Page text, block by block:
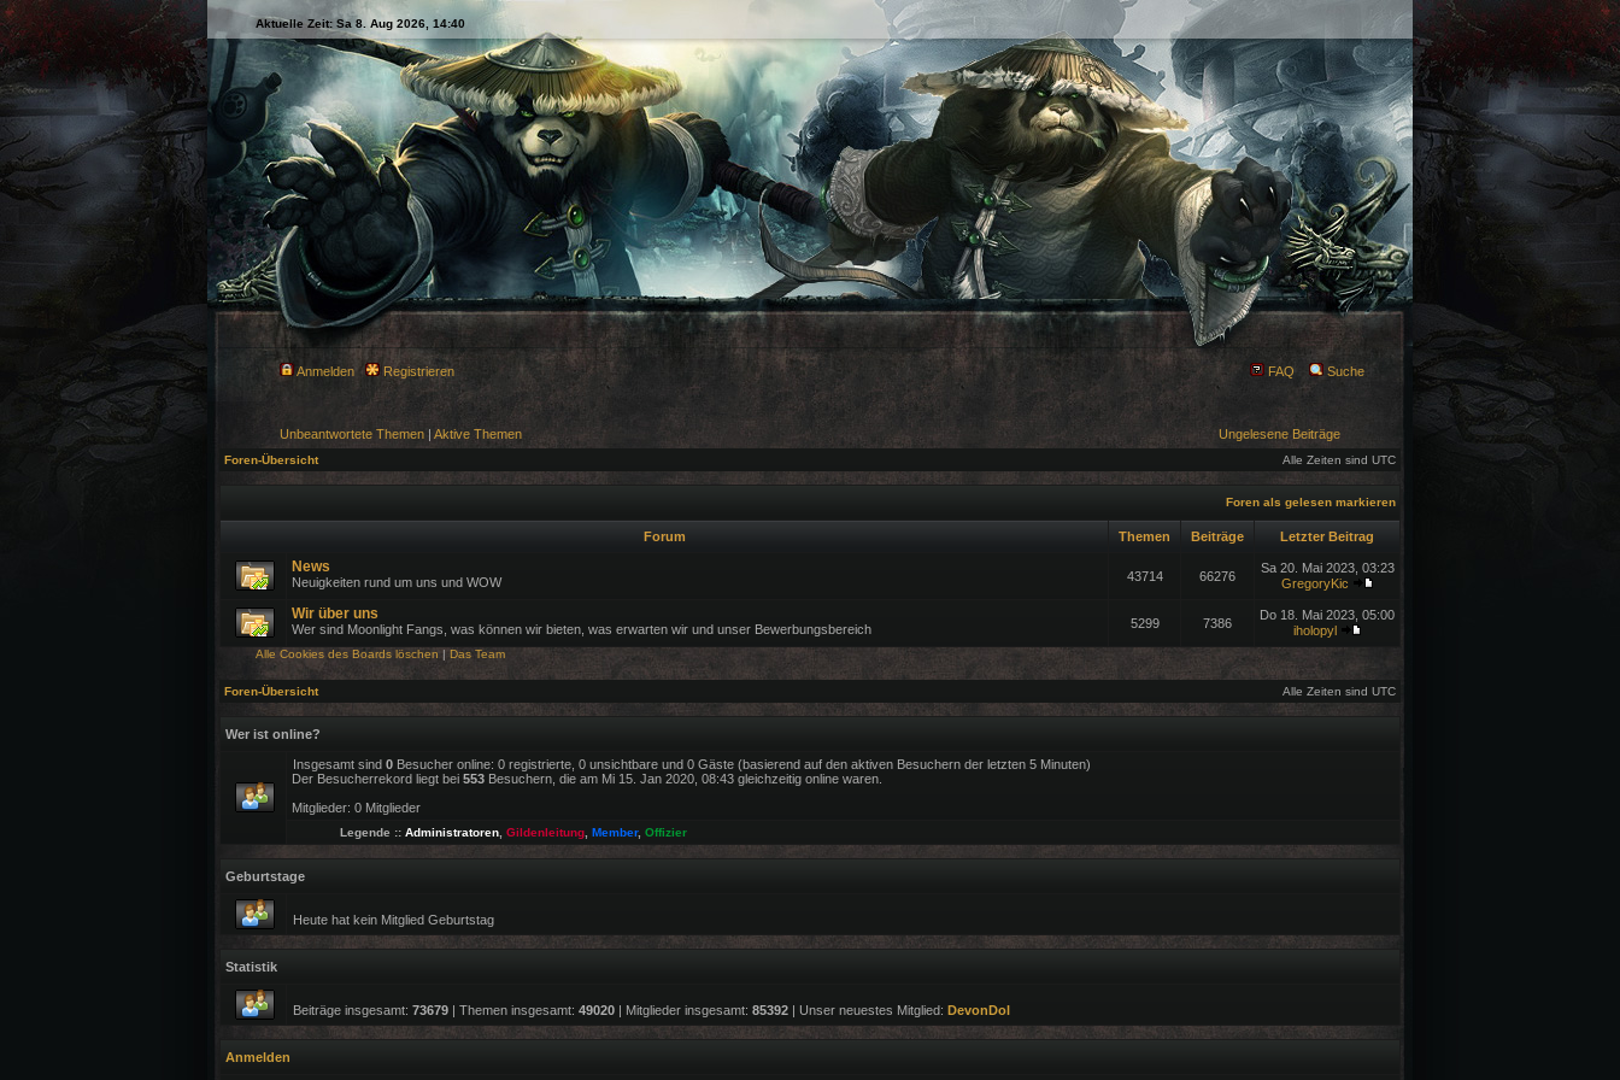
Aktuelle Zeit: Sa 8. Aug 2026, 14:40
Anmelden Registrieren FAQ Suche
Unbeantwortete Themen | Aktive Themen Ungelesene Beiträge
Foren-Übersicht Alle Zeiten sind UTC
Foren als gelesen markieren
Forum Themen Beiträge Letzter Beitrag
News
Neuigkeiten rund um uns und WOW 43714 66276
Sa 20. Mai 2023, 03:23
GregoryKic
Wir über uns
Wer sind Moonlight Fangs, was können wir bieten, was erwarten wir und unser Bewerbungsbereich 5299 7386
Do 18. Mai 2023, 05:00
iholopyl
Alle Cookies des Boards löschen | Das Team
Foren-Übersicht Alle Zeiten sind UTC
Wer ist online?
Insgesamt sind 0 Besucher online: 0 registrierte, 0 unsichtbare und 0 Gäste (basierend auf den aktiven Besuchern der letzten 5 Minuten)
Der Besucherrekord liegt bei 553 Besuchern, die am Mi 15. Jan 2020, 08:43 gleichzeitig online waren.
Mitglieder: 0 Mitglieder
Legende :: Administratoren Gildenleitung Member, Offizier
Geburtstage
Heute hat kein Mitglied Geburtstag
Statistik
Beiträge insgesamt: 73679 | Themen insgesamt: 49020 | Mitglieder insgesamt: 85392 | Unser neuestes Mitglied: DevonDol
Anmelden